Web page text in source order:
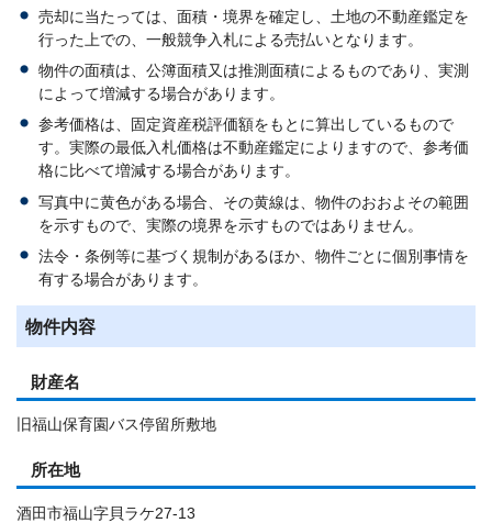
売却に当たっては、面積・境界を確定し、土地の不動産鑑定を
行った上での、一般競争入札による売払いとなります。
物件の面積は、公簿面積又は推測面積によるものであり、実測
によって増減する場合があります。
参考価格は、固定資産税評価額をもとに算出しているもので
す。実際の最低入札価格は不動産鑑定によりますので、参考価
格に比べて増減する場合があります。
写真中に黄色がある場合、その黄線は、物件のおおよその範囲
を示すもので、実際の境界を示すものではありません。
法令・条例等に基づく規制があるほか、物件ごとに個別事情を
有する場合があります。
物件内容
財産名
旧福山保育園バス停留所敷地
所在地
酒田市福山字貝ラケ27-13